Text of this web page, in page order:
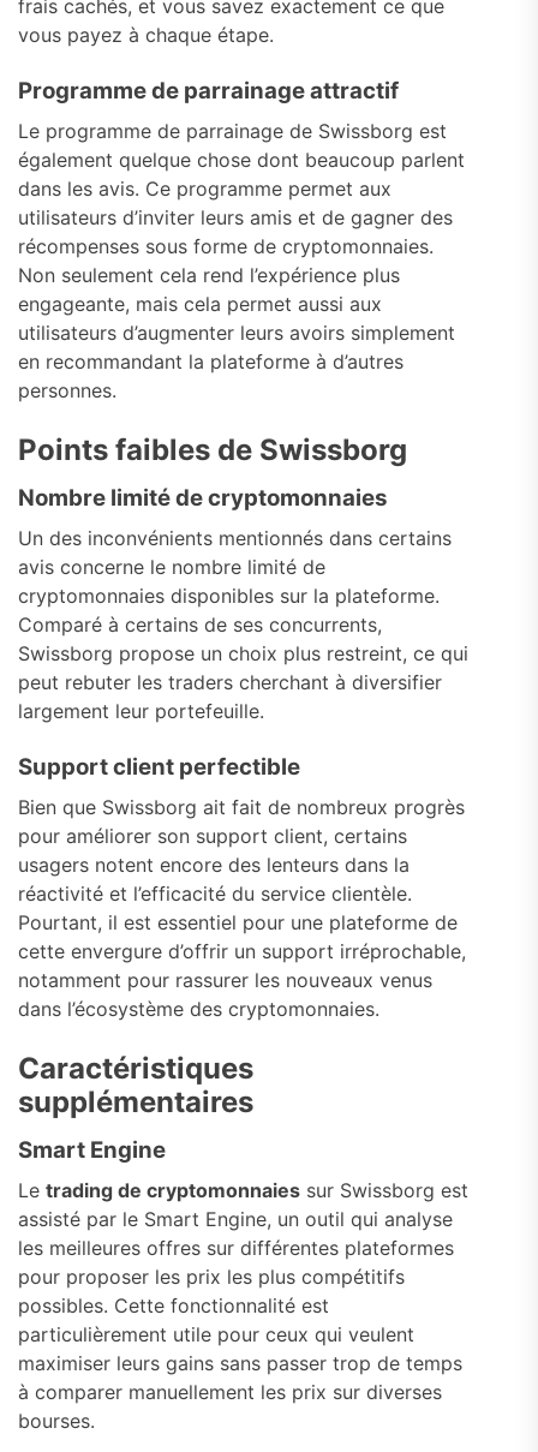
frais cachés, et vous savez exactement ce que
vous payez à chaque étape.
Programme de parrainage attractif
Le programme de parrainage de Swissborg est
également quelque chose dont beaucoup parlent
dans les avis. Ce programme permet aux
utilisateurs d’inviter leurs amis et de gagner des
récompenses sous forme de cryptomonnaies.
Non seulement cela rend l’expérience plus
engageante, mais cela permet aussi aux
utilisateurs d’augmenter leurs avoirs simplement
en recommandant la plateforme à d’autres
personnes.
Points faibles de Swissborg
Nombre limité de cryptomonnaies
Un des inconvénients mentionnés dans certains
avis concerne le nombre limité de
cryptomonnaies disponibles sur la plateforme.
Comparé à certains de ses concurrents,
Swissborg propose un choix plus restreint, ce qui
peut rebuter les traders cherchant à diversifier
largement leur portefeuille.
Support client perfectible
Bien que Swissborg ait fait de nombreux progrès
pour améliorer son support client, certains
usagers notent encore des lenteurs dans la
réactivité et l’efficacité du service clientèle.
Pourtant, il est essentiel pour une plateforme de
cette envergure d’offrir un support irréprochable,
notamment pour rassurer les nouveaux venus
dans l’écosystème des cryptomonnaies.
Caractéristiques
supplémentaires
Smart Engine
Le trading de cryptomonnaies sur Swissborg est
assisté par le Smart Engine, un outil qui analyse
les meilleures offres sur différentes plateformes
pour proposer les prix les plus compétitifs
possibles. Cette fonctionnalité est
particulièrement utile pour ceux qui veulent
maximiser leurs gains sans passer trop de temps
à comparer manuellement les prix sur diverses
bourses.